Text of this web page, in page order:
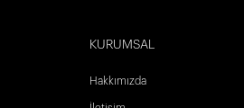
KURUMSAL
Hakkımızda